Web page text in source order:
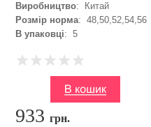
Виробництво: Китай
Розмір норма: 48,50,52,54,56
В упаковці: 5
933грн.